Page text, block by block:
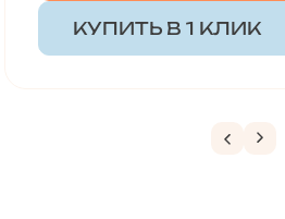
КУПИТЬ В 1 КЛИК